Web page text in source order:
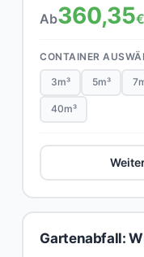
Ab360,35€
CONTAINER
3m³ 5m³
40m³
Gartenabfall: